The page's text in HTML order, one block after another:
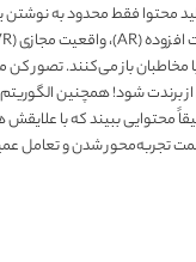
محتوا فقط محدود به
با مخاطبان باز می‌کنند. تصور
از برندت شود! همچنین
محتوایی ببیند که با
سمت تجربه‌محور شدن و تعامل